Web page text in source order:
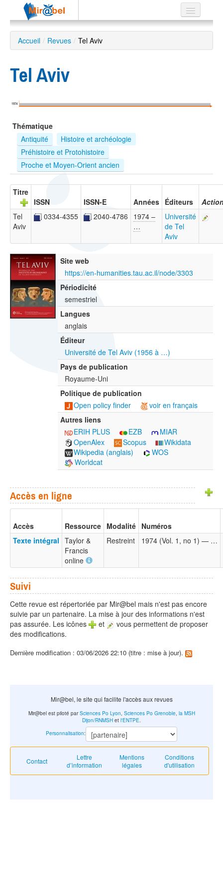
Le réseau
Soutien
Listes
Recherche
avancée
EN
ES
?
Accueil / Revues / Tel Aviv
Tel Aviv
1974
Thématique
Antiquité
Histoire et archéologie
Préhistoire et Protohistoire
Proche et Moyen-Orient ancien
Titre
ISSN
ISSN-E Années Éditeurs
Tel
Aviv
0334-4355 2040-4786
1974 –
…
Université
de Tel
Aviv
Site web
https://en-humanities.tau.ac.il/node/3303
Périodicité
semestriel
Langues
anglais
Éditeur
Université de Tel Aviv (1956 à …)
Pays de publication
Royaume-Uni
Politique de publication
Open policy finder
voir en français
Autres liens
ERIH PLUS
EZB
MIAR
OpenAlex
Scopus
Wikidata
Wikipedia (anglais)
WOS
Worldcat
Accès en ligne
Accès Ressource Modalité Numéros
Texte intégral Taylor &
Francis
online
Restreint 1974 (Vol. 1, no 1) — …
Suivi
Cette revue est répertoriée par Mir@bel mais n'est pas encore
suivie par un partenaire. La mise à jour des informations n'est
pas assurée. Les icônes
et
vous permettent de proposer
des modifications.
Dernière modification : 03/06/2026 22:10 (titre : mise à jour).
Mir@bel, le site qui facilite l'accès aux revues
Contact
Lettre
d’information
Mentions
légales
Conditions
d'utilisation
Mir@bel est piloté parSciences Po Lyon Sciences Po Grenoble, la MSH
Dijon/RNMSH et l'ENTPE
Personnalisation: